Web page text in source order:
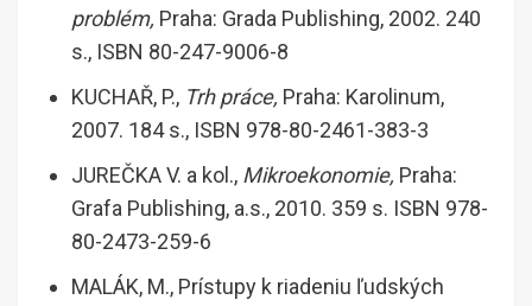
problém, Praha: Grada Publishing, 2002. 240
s., ISBN 80-247-9006-8
KUCHAŘ, P., Trh práce, Praha: Karolinum,
2007. 184 s., ISBN 978-80-2461-383-3
JUREČKA V. a kol., Mikroekonomie, Praha:
Grafa Publishing, a.s., 2010. 359 s. ISBN 978-
80-2473-259-6
MALÁK, M., Prístupy k riadeniu ľudských